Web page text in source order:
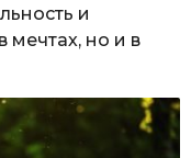
и
мечтах, но и в